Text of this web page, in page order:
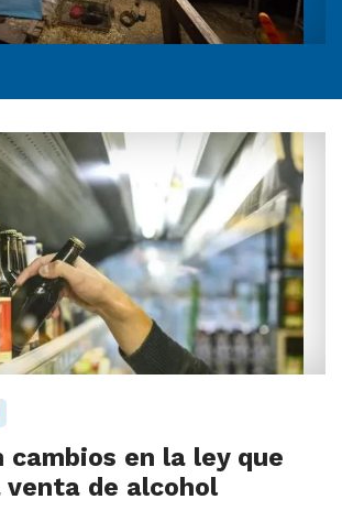
cambios en la ley que
venta de alcohol